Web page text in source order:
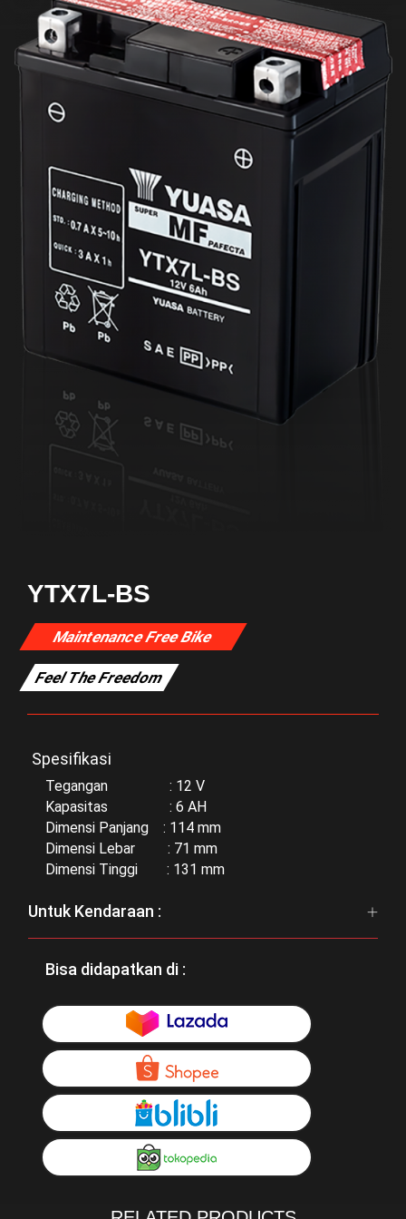
YTX7L-BS
Maintenance Free Bike
Feel The Freedom
Spesifikasi
Tegangan : 12 V
Kapasitas : 6 AH
Dimensi Panjang : 114 mm
Dimensi Lebar : 71 mm
Dimensi Tinggi : 131 mm
Untuk Kendaraan :
Bisa didapatkan di :